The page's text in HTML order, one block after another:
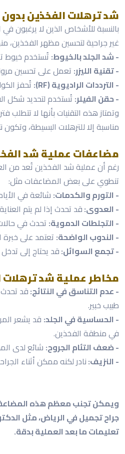
شد ترهلات الفخذين بدون
بالنسبة للأشخاص الذين لا يرغبون
غير جراحية لتحسين مظهر الفخذين،
- شد الجلد بالخيوط: تُستخدم خيوط
- تقنية الليزر: تعمل على تحسين
- الترددات الراديوية (RF):
تُحفز
- حقن الفيلر: تُستخدم لتحديد شكل
وتمتاز هذه التقنيات بأنها لا تتطلب
مناسبة إلا للترهلات البسيطة، وتكون
مضاعفات عملية شد
رغم أن عملية شد الفخذين تُعد من
تنطوي على بعض المضاعفات مثل:
- التورم والكدمات: شائعة في
- العدوى:قد تحدث إذا لم يتم
- التجلطات الدموية: تحدث في
- الندوب الواضحة: تعتمد على خبرة
- تجمع السوائل:قد يحتاج إلى
مخاطر عملية شد ترهلات
- عدم التناسق في النتائج:قد تحدث
طبيب خبير.
- الحساسية في الجلد: قد يشعر
في منطقة الفخذين.
- ضعف التئام الجروح: شائع لدى
- النزيف:نادر لكنه ممكن أثناء
ويمكن تجنب معظم هذه
جراح تجميل في الرياض، مثل
تعليمات ما بعد العملية بدقة.